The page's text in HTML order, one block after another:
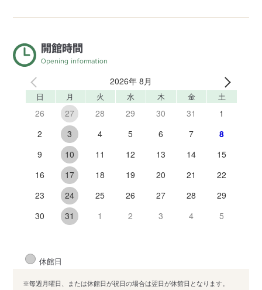
開館時間
Opening information
2026年 8月
日 月 火 水 木 金 土
26 27 28 29 30 31
1
2
3 4 5 6 7
8
9
10 11 12 13 14
15
16
17 18 19 20 21
22
23
24 25 26 27 28
29
30
31 1 2 3 4 5
休館日
※毎週月曜日、または休館日が祝日の場合は翌日が休館日となります。